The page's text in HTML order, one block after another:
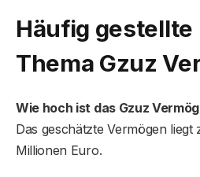
Häufig gestellte
Thema Gzuz
Wie hoch ist das Gzuz
Das geschätzte Vermögen liegt
Millionen Euro.